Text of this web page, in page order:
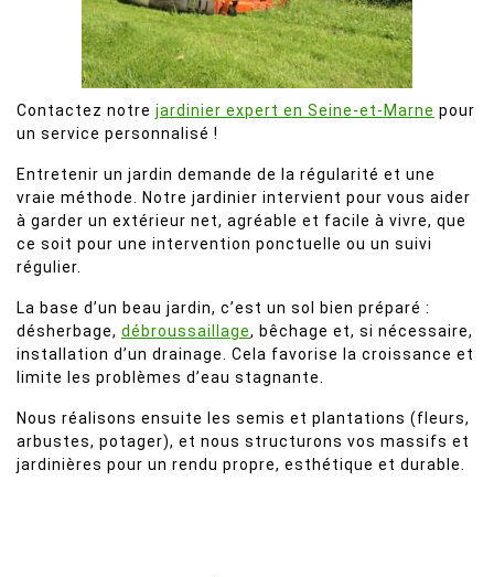
Contactez notre jardinier expert en Seine-et-Marne pour
un service personnalisé !
Entretenir un jardin demande de la régularité et une
vraie méthode. Notre jardinier intervient pour vous aider
à garder un extérieur net, agréable et facile à vivre, que
ce soit pour une intervention ponctuelle ou un suivi
régulier.
La base d’un beau jardin, c’est un sol bien préparé :
désherbage, débroussaillage, bêchage et, si nécessaire,
installation d’un drainage. Cela favorise la croissance et
limite les problèmes d’eau stagnante.
Nous réalisons ensuite les semis et plantations (fleurs,
arbustes, potager), et nous structurons vos massifs et
jardinières pour un rendu propre, esthétique et durable.